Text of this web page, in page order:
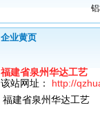
企业黄页
福建省泉州华达工艺
该站网址： http://
福建省泉州华达工艺